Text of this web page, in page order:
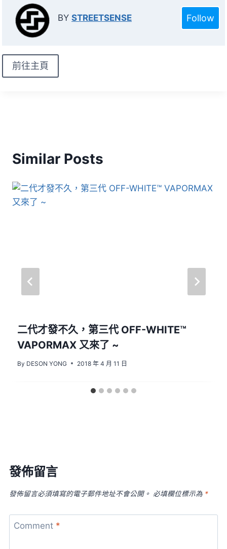
BY STREETSENSE Follow
前往主頁
Similar Posts
二代才發不久，第三代 OFF-WHITE™
VAPORMAX 又來了 ~
By DESON YONG 2018 年 4 月 11 日
發佈留言
發佈留言必須填寫的電子郵件地址不會公開。 必填欄位標示為 *
Comment *